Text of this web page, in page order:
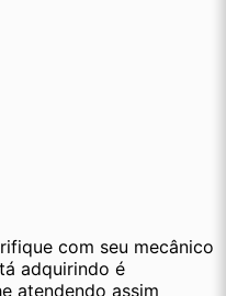
com seu mecânico
adquirindo é
atendendo assim